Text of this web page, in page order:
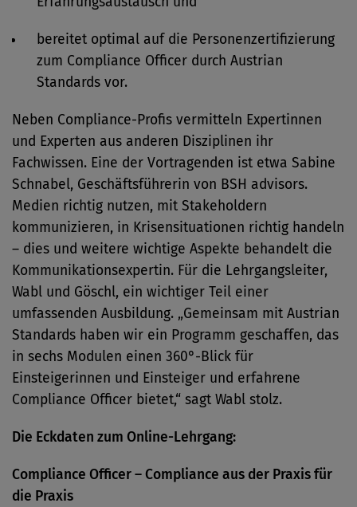
bereitet optimal auf die Personenzertifizierung
zum Compliance Officer durch Austrian
Standards vor.
Neben Compliance-Profis vermitteln Expertinnen
und Experten aus anderen Disziplinen ihr
Fachwissen. Eine der Vortragenden ist etwa Sabine
Schnabel, Geschäftsführerin von BSH advisors.
Medien richtig nutzen, mit Stakeholdern
kommunizieren, in Krisensituationen richtig handeln
– dies und weitere wichtige Aspekte behandelt die
Kommunikationsexpertin. Für die Lehrgangsleiter,
Wabl und Göschl, ein wichtiger Teil einer
umfassenden Ausbildung. „Gemeinsam mit Austrian
Standards haben wir ein Programm geschaffen, das
in sechs Modulen einen 360°-Blick für
Einsteigerinnen und Einsteiger und erfahrene
Compliance Officer bietet,“ sagt Wabl stolz.
Die Eckdaten zum Online-Lehrgang:
Compliance Officer – Compliance aus der Praxis für
die Praxis